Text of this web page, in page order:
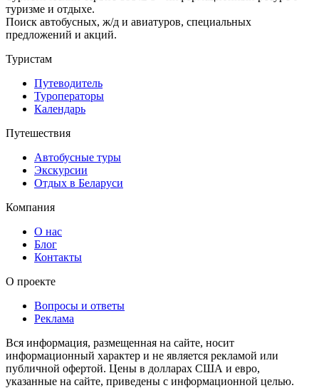
туризме и отдыхе.
Поиск автобусных, ж/д и авиатуров, специальных
предложений и акций.
Туристам
Путеводитель
Туроператоры
Календарь
Путешествия
Автобусные туры
Экскурсии
Отдых в Беларуси
Компания
О нас
Блог
Контакты
О проекте
Вопросы и ответы
Реклама
Вся информация, размещенная на сайте, носит
информационный характер и не является рекламой или
публичной офертой. Цены в долларах США и евро,
указанные на сайте, приведены с информационной целью.